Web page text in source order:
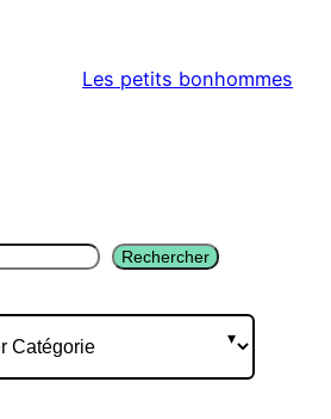
Les petits bonhommes
Rechercher